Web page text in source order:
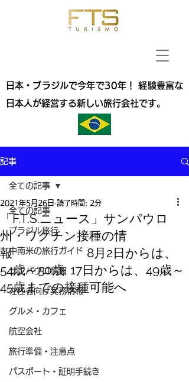
日本・ブラジルで今年で30年！ 経験豊富な
日本人が経営する新しい旅行会社です。
記事
全ての記事
ブラジル旅行
中南米の旅行ガイド
サンパウロ情報
在住者向け実務情報
グルメ・カフェ
航空会社
旅行準備・注意点
パスポート・証明手続き
全ての記事
「F.T.S.ニュース」サンパウロ
州・ワクチン接種の情
報 8月2日からは、
54歳～50歳, 17日からは、49歳～
45歳までの接種可能へ
2021年5月26日 読了時間: 2分